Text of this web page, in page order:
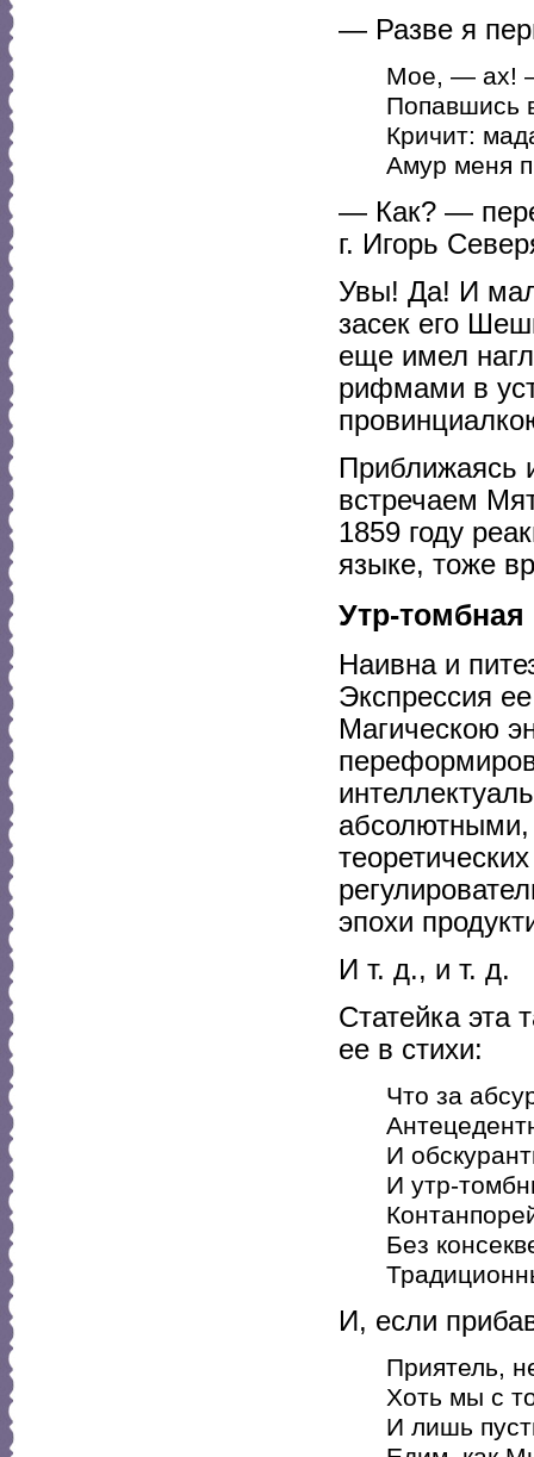
— Разве я
Мое, — ах!
Попавшись
Кричит:
Амур меня
— Как? —
г. Игорь
Увы! Да! И
засек его
еще имел
рифмами в
Приближаясь
встречаем
1859 году
языке, тоже
Утр-томбная
Наивна и
Экспрессия
Магическою
абсолютными,
эпохи
И т. д., и т. д.
Статейка эта
ее в стихи:
Что за
И
И утр-
Без
И, если
Приятель,
Хоть мы с
И лишь